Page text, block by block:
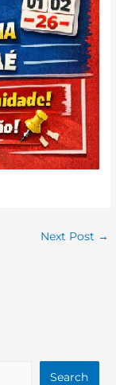
Next Post →
Search